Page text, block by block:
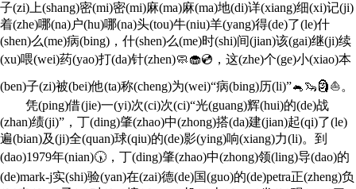
子(zi)上(shang)密(mi)密(mi)麻(ma)麻(ma)地(di)详(xiang)细(xi)记(ji)
着(zhe)哪(na)户(hu)哪(na)头(tou)牛(niu)羊(yang)得(de)了(le)什
(shen)么(me)病(bing)，什(shen)么(me)时(shi)间(jian)该(gai)继(ji)续
(xu)喂(wei)药(yao)打(da)针(zhen)🧼🧁💿，这(zhe)个(ge)小(xiao)本
(ben)子(zi)被(bei)他(ta)称(cheng)为(wei)“病(bing)历(li)”🐁🦦🗿⛵。
凭(ping)借(jie)一(yi)次(ci)次(ci)“光(guang)辉(hui)的(de)战
(zhan)绩(ji)”，丁(ding)肇(zhao)中(zhong)搭(da)建(jian)起(qi)了(le)
遍(bian)及(ji)全(quan)球(qiu)的(de)影(ying)响(xiang)力(li)。到
(dao)1979年(nian)🕠，丁(ding)肇(zhao)中(zhong)领(ling)导(dao)的
(de)mark-j实(shi)验(yan)在(zai)德(de)国(guo)的(de)petra正(zheng)负